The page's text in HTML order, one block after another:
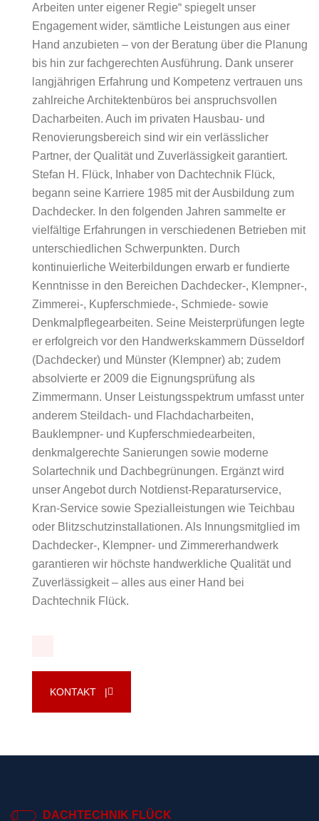
Arbeiten unter eigener Regie“ spiegelt unser
Engagement wider, sämtliche Leistungen aus einer
Hand anzubieten – von der Beratung über die Planung
bis hin zur fachgerechten Ausführung. Dank unserer
langjährigen Erfahrung und Kompetenz vertrauen uns
zahlreiche Architektenbüros bei anspruchsvollen
Dacharbeiten. Auch im privaten Hausbau- und
Renovierungsbereich sind wir ein verlässlicher
Partner, der Qualität und Zuverlässigkeit garantiert.
Stefan H. Flück, Inhaber von Dachtechnik Flück,
begann seine Karriere 1985 mit der Ausbildung zum
Dachdecker. In den folgenden Jahren sammelte er
vielfältige Erfahrungen in verschiedenen Betrieben mit
unterschiedlichen Schwerpunkten. Durch
kontinuierliche Weiterbildungen erwarb er fundierte
Kenntnisse in den Bereichen Dachdecker-, Klempner-,
Zimmerei-, Kupferschmiede-, Schmiede- sowie
Denkmalpflegearbeiten. Seine Meisterprüfungen legte
er erfolgreich vor den Handwerkskammern Düsseldorf
(Dachdecker) und Münster (Klempner) ab; zudem
absolvierte er 2009 die Eignungsprüfung als
Zimmermann. Unser Leistungsspektrum umfasst unter
anderem Steildach- und Flachdacharbeiten,
Bauklempner- und Kupferschmiedearbeiten,
denkmalgerechte Sanierungen sowie moderne
Solartechnik und Dachbegrünungen. Ergänzt wird
unser Angebot durch Notdienst-Reparaturservice,
Kran-Service sowie Spezialleistungen wie Teichbau
oder Blitzschutzinstallationen. Als Innungsmitglied im
Dachdecker-, Klempner- und Zimmererhandwerk
garantieren wir höchste handwerkliche Qualität und
Zuverlässigkeit – alles aus einer Hand bei
Dachtechnik Flück.
KONTAKT |
DACHTECHNIK FLÜCK